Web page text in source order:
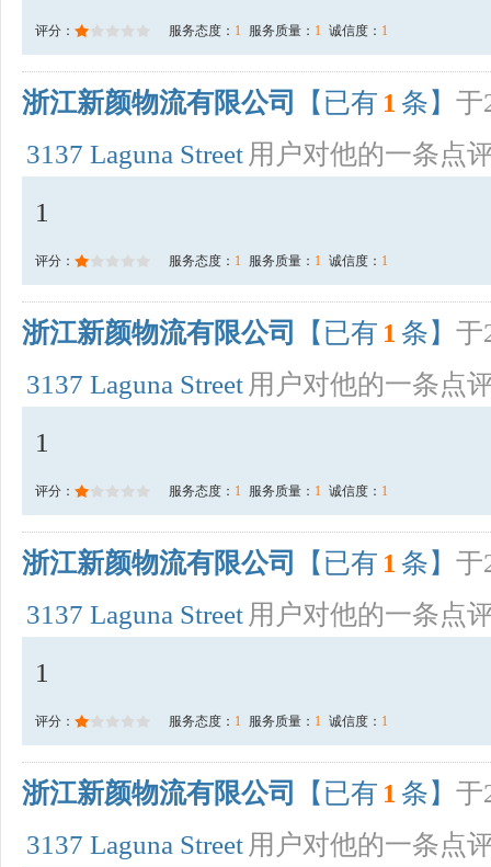
评分： 服务态度： 1 服务质量： 1 诚信度： 1
浙江新颜物流有限公司 【已有 1 条】 于
3137 Laguna Street 用户对他的一条点
1
评分： 服务态度： 1 服务质量： 1 诚信度： 1
浙江新颜物流有限公司 【已有 1 条】 于
3137 Laguna Street 用户对他的一条点
1
评分： 服务态度： 1 服务质量： 1 诚信度： 1
浙江新颜物流有限公司 【已有 1 条】 于
3137 Laguna Street 用户对他的一条点
1
评分： 服务态度： 1 服务质量： 1 诚信度： 1
浙江新颜物流有限公司 【已有 1 条】 于
3137 Laguna Street 用户对他的一条点